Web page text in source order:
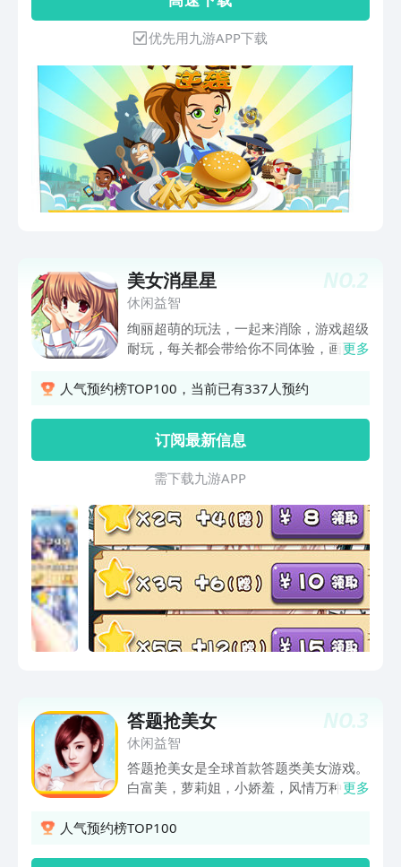
侍者的顾客,我都会出现;不管在哪里,如果
你们没时间清理脏的餐桌,我都会出现;不
管在哪里,只要有劳累过度的侍者需要休
息,我都会出现.
优先用九游APP下载
NO.2
美女消星星
休闲益智
绚丽超萌的玩法，一起来消除，游戏超级
耐玩，每关都会带给你不同体验，画面精
快，还有道具免费使用帮助通关。使用过
除，一次性消除的星星越多，获得分数越
多，达到关卡限定分数才能通关，通关失
败可使用商城购买的星星来续关。
更多
人气预约榜TOP100，当前已有337人预约
订阅最新信息
需 下 载 九 游 A P P
NO.3
答题抢美女
休闲益智
答题抢美女是全球首款答题类美女游戏。
白富美，萝莉姐，小娇羞，风情万种，暧
道门，就会获得诸多佳丽的青睐，坐拥绝
更多
人气预约榜TOP100